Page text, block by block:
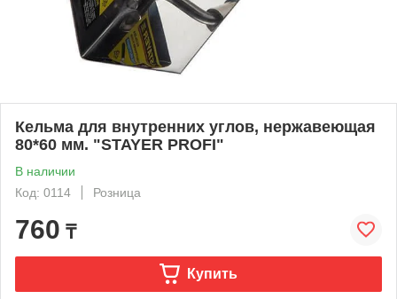
Кельма для внутренних углов, нержавеющая
80*60 мм. "STAYER PROFI"
В наличии
Код: 0114
Розница
760 ₸
Купить